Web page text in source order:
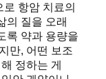
항암 치료의
의 질을 오래
록 약과 용량을
만, 어떤 보조
정하는 게